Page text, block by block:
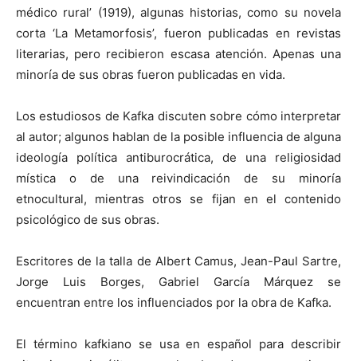
médico rural’ (1919), algunas historias, como su novela
corta ‘La Metamorfosis’, fueron publicadas en revistas
literarias, pero recibieron escasa atención. Apenas una
minoría de sus obras fueron publicadas en vida.
Los estudiosos de Kafka discuten sobre cómo interpretar
al autor; algunos hablan de la posible influencia de alguna
ideología política antiburocrática, de una religiosidad
mística o de una reivindicación de su minoría
etnocultural, mientras otros se fijan en el contenido
psicológico de sus obras.
Escritores de la talla de Albert Camus, Jean-Paul Sartre,
Jorge Luis Borges, Gabriel García Márquez se
encuentran entre los influenciados por la obra de Kafka.
El término kafkiano se usa en español para describir